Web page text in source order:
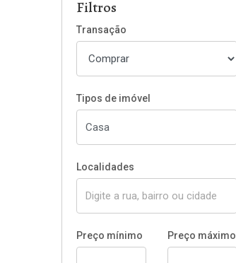
Filtros
Transação
Tipos de imóvel
Localidades
Preço mínimo Preço máximo